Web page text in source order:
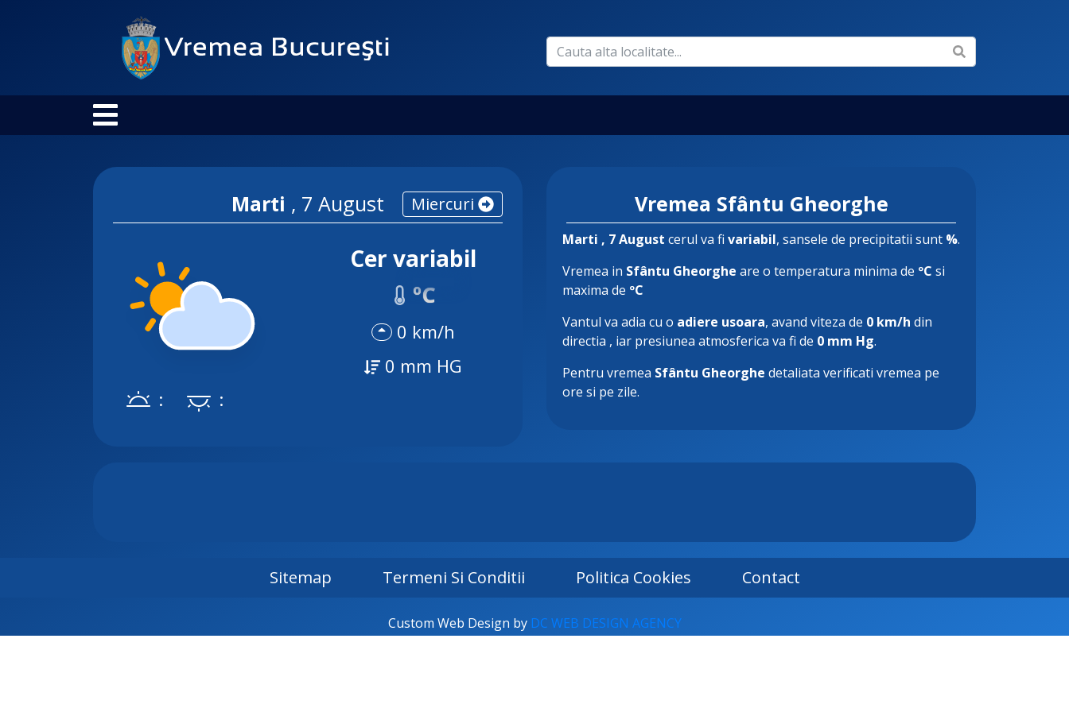
Marti , 7 August Miercuri
Cer variabil
ºC
0 km/h
0 mm HG
:
:
Vremea Sfântu Gheorghe
Marti , 7 August cerul va fi variabil, sansele de precipitatii sunt %.
Vremea in Sfântu Gheorghe are o temperatura minima de ºC si
maxima de ºC
Vantul va adia cu o adiere usoara, avand viteza de 0 km/h din
directia , iar presiunea atmosferica va fi de 0 mm Hg.
Pentru vremea Sfântu Gheorghe detaliata verificati vremea pe
ore si pe zile.
Sitemap Termeni Si Conditii Politica Cookies Contact
Custom Web Design by DC WEB DESIGN AGENCY